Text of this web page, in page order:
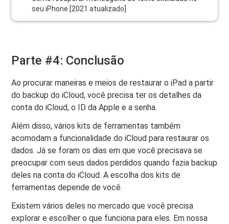
seu iPhone [2021 atualizado]
Parte #4: Conclusão
Ao procurar maneiras e meios de restaurar o iPad a partir
do backup do iCloud, você precisa ter os detalhes da
conta do iCloud, o ID da Apple e a senha.
Além disso, vários kits de ferramentas também
acomodam a funcionalidade do iCloud para restaurar os
dados. Já se foram os dias em que você precisava se
preocupar com seus dados perdidos quando fazia backup
deles na conta do iCloud. A escolha dos kits de
ferramentas depende de você.
Existem vários deles no mercado que você precisa
explorar e escolher o que funciona para eles. Em nossa